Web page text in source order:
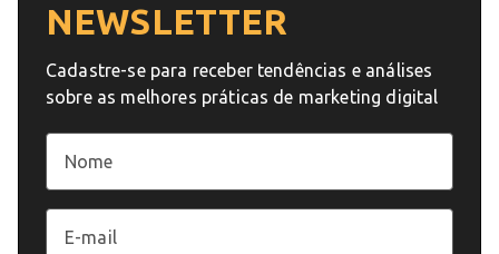
NEWSLETTER
Cadastre-se para receber tendências e análises
sobre as melhores práticas de marketing digital